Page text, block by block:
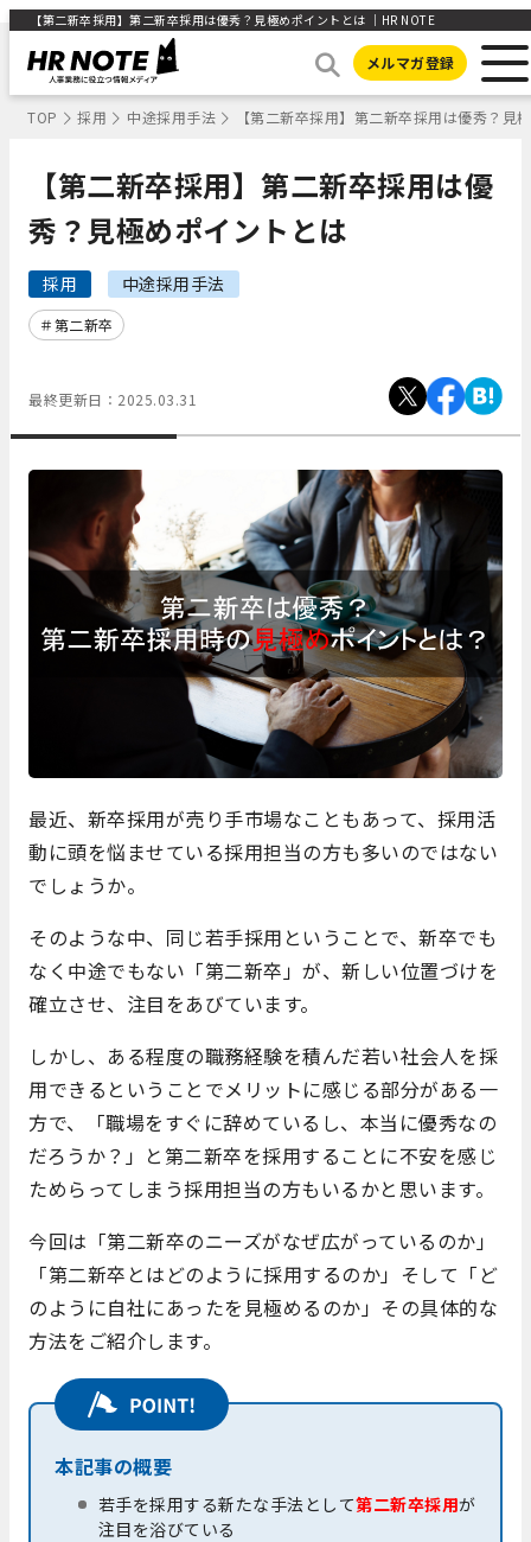
【第二新卒採用】第二新卒採用は優秀？見極めポイントとは ｜HR NOTE
メルマガ登録
TOP 採用 中途採用手法 【第二新卒採用】第二新卒採用は優秀？見
【第二新卒採用】第二新卒採用は優
秀？見極めポイントとは
採用 中途採用手法
第二新卒
最終更新日： 2025.03.31
最近、新卒採用が売り手市場なこともあって、採用活
動に頭を悩ませている採用担当の方も多いのではない
でしょうか。
そのような中、同じ若手採用ということで、新卒でも
なく中途でもない「第二新卒」が、新しい位置づけを
確立させ、注目をあびています。
しかし、ある程度の職務経験を積んだ若い社会人を採
用できるということでメリットに感じる部分がある一
方で、「職場をすぐに辞めているし、本当に優秀なの
だろうか？」と第二新卒を採用することに不安を感じ
ためらってしまう採用担当の方もいるかと思います。
今回は「第二新卒のニーズがなぜ広がっているのか」
「第二新卒とはどのように採用するのか」そして「ど
のように自社にあったを見極めるのか」その具体的な
方法をご紹介します。
本記事の概要
若手を採用する新たな手法として第二新卒採用が
注目を浴びている